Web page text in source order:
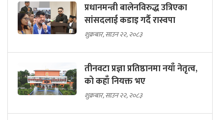
प्रधानमन्त्री बालेनविरुद्ध उत्रिएका
सांसदलाई कडाइ गर्दै रास्वपा
शुक्रबार, साउन २२, २०८३
तीनवटा प्रज्ञा प्रतिष्ठानमा नयाँ नेतृत्व,
को कहाँ नियक्त भए
शुक्रबार, साउन २२, २०८३